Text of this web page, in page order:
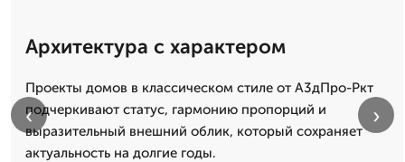
Архитектура с характером
Проекты домов в классическом стиле от А3дПро-Ркт
подчеркивают статус, гармонию пропорций и
выразительный внешний облик, который сохраняет
актуальность на долгие годы.
‹ ›